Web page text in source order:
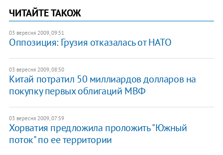
ЧИТАЙТЕ ТАКОЖ
03 вересня 2009, 09:51
Оппозиция: Грузия отказалась от НАТО
03 вересня 2009, 08:50
Китай потратил 50 миллиардов долларов на
покупку первых облигаций МВФ
03 вересня 2009, 07:59
Хорватия предложила проложить "Южный
поток" по ее территории